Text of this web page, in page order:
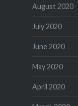
August 2020
July 2020
June 2020
May 2020
April 2020